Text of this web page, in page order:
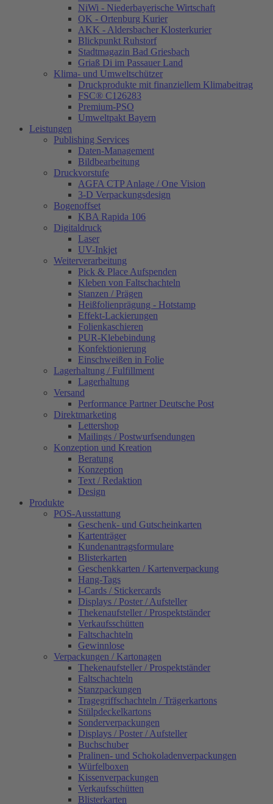
NiWi - Niederbayerische Wirtschaft
OK - Ortenburg Kurier
AKK - Aldersbacher Klosterkurier
Blickpunkt Ruhstorf
Stadtmagazin Bad Griesbach
Griaß Di im Passauer Land
Klima- und Umweltschützer
Druckprodukte mit finanziellem Klimabeitrag
FSC® C126283
Premium-PSO
Umweltpakt Bayern
Leistungen
Publishing Services
Daten-Management
Bildbearbeitung
Druckvorstufe
AGFA CTP Anlage / One Vision
3-D Verpackungsdesign
Bogenoffset
KBA Rapida 106
Digitaldruck
Laser
UV-Inkjet
Weiterverarbeitung
Pick & Place Aufspenden
Kleben von Faltschachteln
Stanzen / Prägen
Heißfolienprägung - Hotstamp
Effekt-Lackierungen
Folienkaschieren
PUR-Klebebindung
Konfektionierung
Einschweißen in Folie
Lagerhaltung / Fulfillment
Lagerhaltung
Versand
Performance Partner Deutsche Post
Direktmarketing
Lettershop
Mailings / Postwurfsendungen
Konzeption und Kreation
Beratung
Konzeption
Text / Redaktion
Design
Produkte
POS-Ausstattung
Geschenk- und Gutscheinkarten
Kartenträger
Kundenantragsformulare
Blisterkarten
Geschenkkarten / Kartenverpackung
Hang-Tags
I-Cards / Stickercards
Displays / Poster / Aufsteller
Thekenaufsteller / Prospektständer
Verkaufsschütten
Faltschachteln
Gewinnlose
Verpackungen / Kartonagen
Thekenaufsteller / Prospektständer
Faltschachteln
Stanzpackungen
Tragegriffschachteln / Trägerkartons
Stülpdeckelkartons
Sonderverpackungen
Displays / Poster / Aufsteller
Buchschuber
Pralinen- und Schokoladenverpackungen
Würfelboxen
Kissenverpackungen
Verkaufsschütten
Blisterkarten